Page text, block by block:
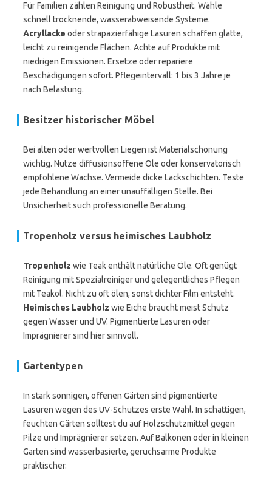
Für Familien zählen Reinigung und Robustheit. Wähle
schnell trocknende, wasserabweisende Systeme.
Acryllacke oder strapazierfähige Lasuren schaffen glatte,
leicht zu reinigende Flächen. Achte auf Produkte mit
niedrigen Emissionen. Ersetze oder repariere
Beschädigungen sofort. Pflegeintervall: 1 bis 3 Jahre je
nach Belastung.
Besitzer historischer Möbel
Bei alten oder wertvollen Liegen ist Materialschonung
wichtig. Nutze diffusionsoffene Öle oder konservatorisch
empfohlene Wachse. Vermeide dicke Lackschichten. Teste
jede Behandlung an einer unauffälligen Stelle. Bei
Unsicherheit such professionelle Beratung.
Tropenholz versus heimisches Laubholz
Tropenholz wie Teak enthält natürliche Öle. Oft genügt
Reinigung mit Spezialreiniger und gelegentliches Pflegen
mit Teaköl. Nicht zu oft ölen, sonst dichter Film entsteht.
Heimisches Laubholz wie Eiche braucht meist Schutz
gegen Wasser und UV. Pigmentierte Lasuren oder
Imprägnierer sind hier sinnvoll.
Gartentypen
In stark sonnigen, offenen Gärten sind pigmentierte
Lasuren wegen des UV-Schutzes erste Wahl. In schattigen,
feuchten Gärten solltest du auf Holzschutzmittel gegen
Pilze und Imprägnierer setzen. Auf Balkonen oder in kleinen
Gärten sind wasserbasierte, geruchsarme Produkte
praktischer.